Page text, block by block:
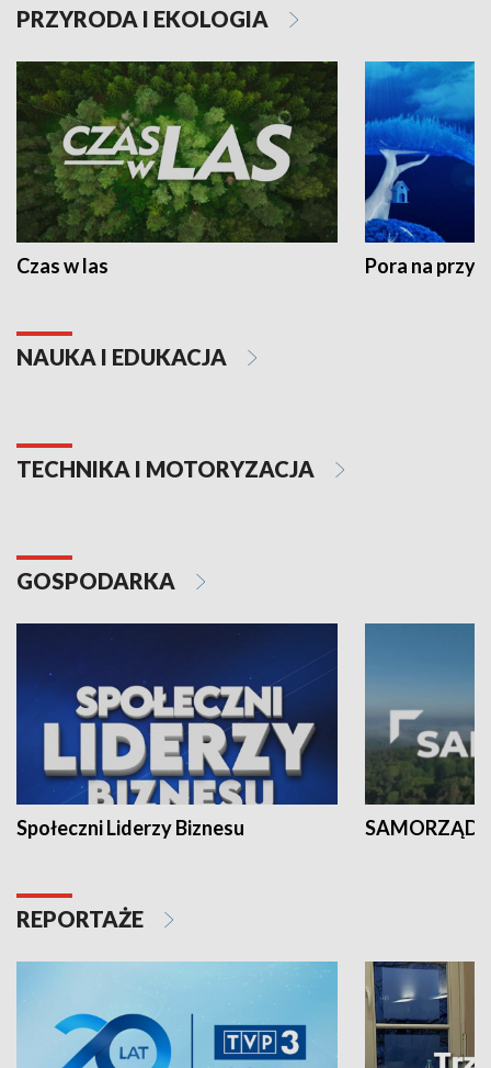
PRZYRODA I EKOLOGIA
Czas w las Pora na
NAUKA I EDUKACJA
TECHNIKA I MOTORYZACJA
GOSPODARKA
Społeczni Liderzy Biznesu SAMORZĄD
REPORTAŻE